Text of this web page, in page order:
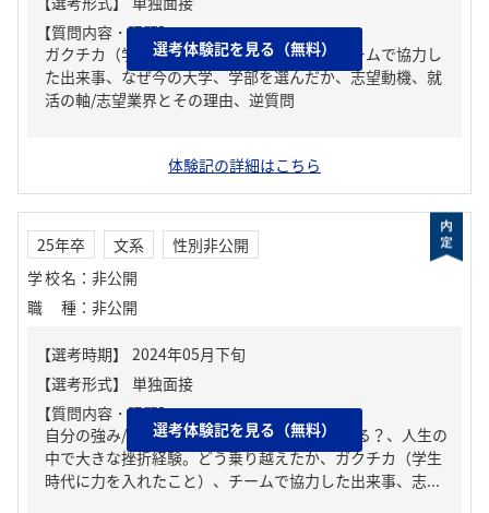
【質問内容・課題】
ガクチカ（学生時代に力を入れたこと）、チームで協力し
た出来事、なぜ今の大学、学部を選んだか、志望動機、就
活の軸/志望業界とその理由、逆質問
選考体験記を見る（無料）
体験記の詳細はこちら
25年卒 文系
性別非公開
学校名 ： 非公開
職種 ： 非公開
【質問内容・課題】
自分の強み/弱み、周りからどんな人といわれる？、人生の
中で大きな挫折経験。どう乗り越えたか、ガクチカ（学生
時代に力を入れたこと）、チームで協力した出来事、志...
選考体験記を見る（無料）